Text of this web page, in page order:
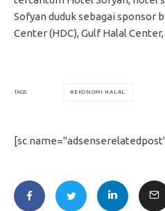
Sofyan duduk sebagai sponsor
Center (HDC), Gulf Halal Center,
TAGS EKONOMI HALAL
[sc